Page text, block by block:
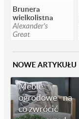
Brunera
wielkolistna
Alexander's
Great
NOWE ARTYKUŁU
Meble
ogrodowe - na
co zwrócić